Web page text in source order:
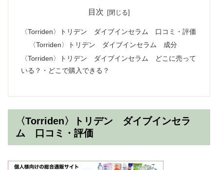
目次
〈Torriden〉トリデン ダイブインセラム 口コミ・評価
〈Torriden〉トリデン ダイブインセラム 成分
〈Torriden〉トリデン ダイブインセラム どこに売って
いる？・どこで購入できる？
〈Torriden〉トリデン ダイブインセラ
ム 口コミ・評価